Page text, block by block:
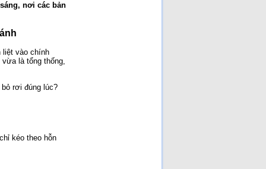
nơi các bản
liệt vào chính
là tổng thống,
rơi đúng lúc?
kéo theo hỗn